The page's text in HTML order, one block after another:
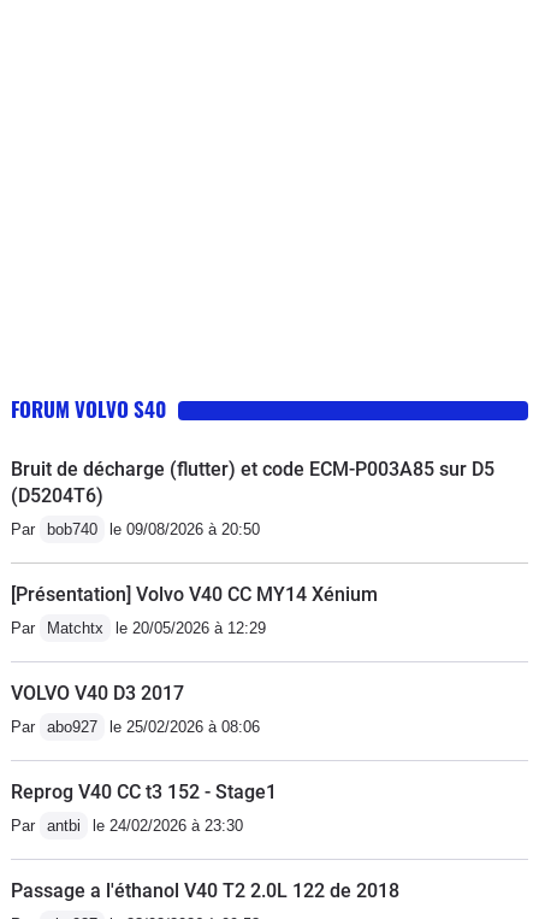
km/an min depuis plus de 20 ans.
dangereuse. S40 td testé pendant 3
FORUM VOLVO S40
Bruit de décharge (flutter) et code ECM-P003A85 sur D5
(D5204T6)
Par bob740 le 09/08/2026 à 20:50
[Présentation] Volvo V40 CC MY14 Xénium
Par Matchtx le 20/05/2026 à 12:29
VOLVO V40 D3 2017
Par abo927 le 25/02/2026 à 08:06
Reprog V40 CC t3 152 - Stage1
Par antbi le 24/02/2026 à 23:30
Passage a l'éthanol V40 T2 2.0L 122 de 2018